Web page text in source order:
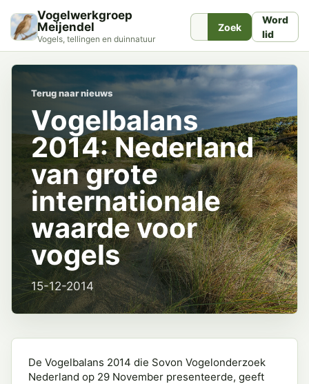
Vogelwerkgroep
Meijendel
Vogels, tellingen en duinnatuur
Zoek
Word
lid
Terug naar nieuws
Vogelbalans
2014: Nederland
van grote
internationale
waarde voor
vogels
15-12-2014
De Vogelbalans 2014 die Sovon Vogelonderzoek
Nederland op 29 November presenteerde, geeft